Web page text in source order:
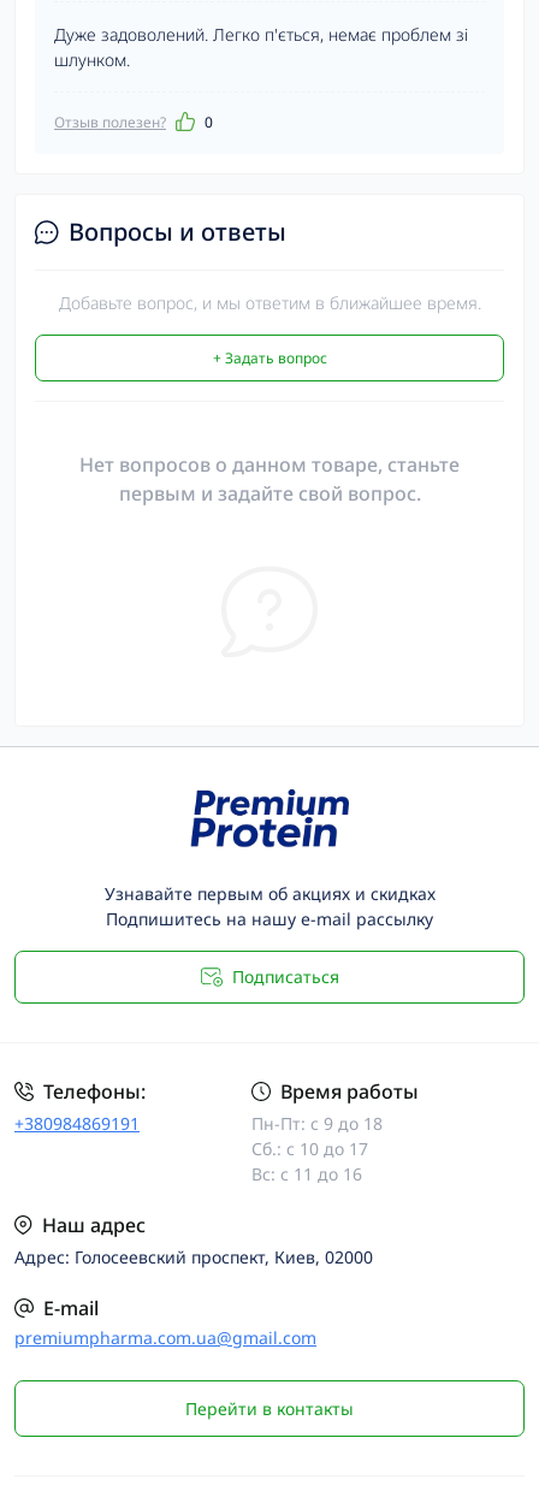
Дуже задоволений. Легко п'ється, немає проблем зі
шлунком.
Отзыв полезен? 0
Вопросы и ответы
Добавьте вопрос, и мы ответим в ближайшее время.
+ Задать вопрос
Нет вопросов о данном товаре, станьте
первым и задайте свой вопрос.
Узнавайте первым об акциях и скидках
Подпишитесь на нашу e-mail рассылку
Подписаться
Телефоны:
+380984869191
Время работы
Пн-Пт: с 9 до 18
Сб.: с 10 до 17
Вс: с 11 до 16
Наш адрес
Адрес: Голосеевский проспект, Киев, 02000
E-mail
premiumpharma.com.ua@gmail.com
Перейти в контакты